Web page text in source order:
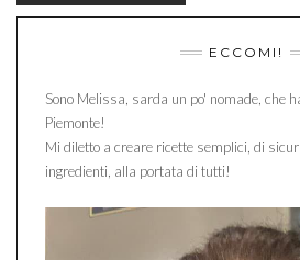
ECCOMI!
Sono Melissa, sarda un po' nomade, che
Piemonte!
Mi diletto a creare ricette semplici, di
ingredienti, alla portata di tutti!